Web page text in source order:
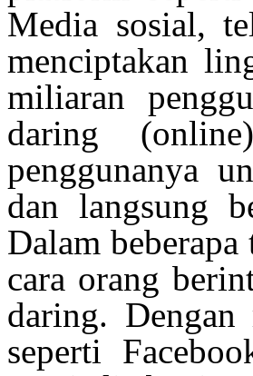
Media sosial,
menciptakan
miliaran
daring
penggunanya
dan langsung
Dalambeberapa
cara orang
daring. Dengan
seperti